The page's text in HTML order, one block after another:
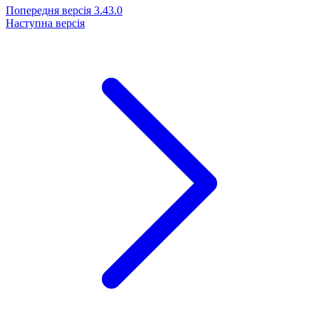
Попередня версія 3.43.0
Наступна версія